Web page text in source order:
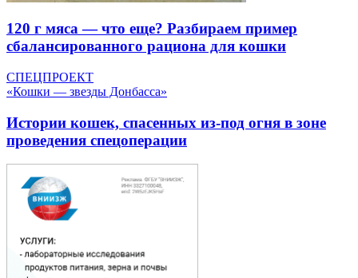
120 г мяса — что еще? Разбираем пример
сбалансированного рациона для кошки
СПЕЦПРОЕКТ
«Кошки — звезды Донбасса»
Истории кошек, спасенных из-под огня в зоне
проведения спецоперации